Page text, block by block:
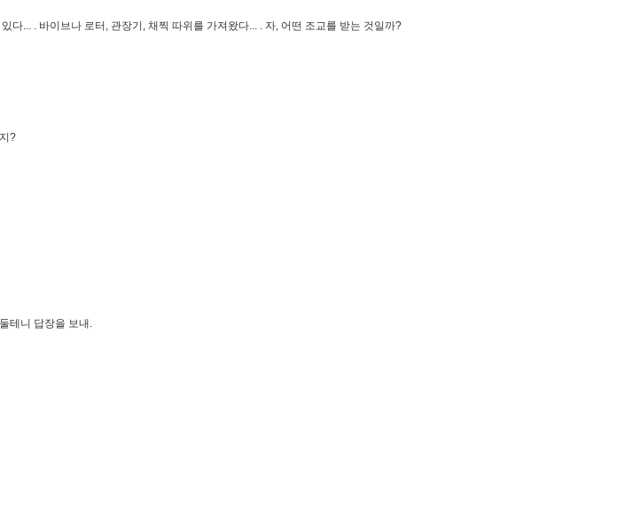
다... . 바이브나 로터, 관장기, 채찍 따위를 가져왔다... . 자, 어떤 조교를 받는 것일까?
?
테니 답장을 보내.